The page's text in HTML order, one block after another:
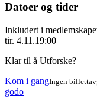
Datoer og tider
Inkludert i
tir. 4.11.19:00
Klar til å Utforske?
Kom i gangIngen
godo